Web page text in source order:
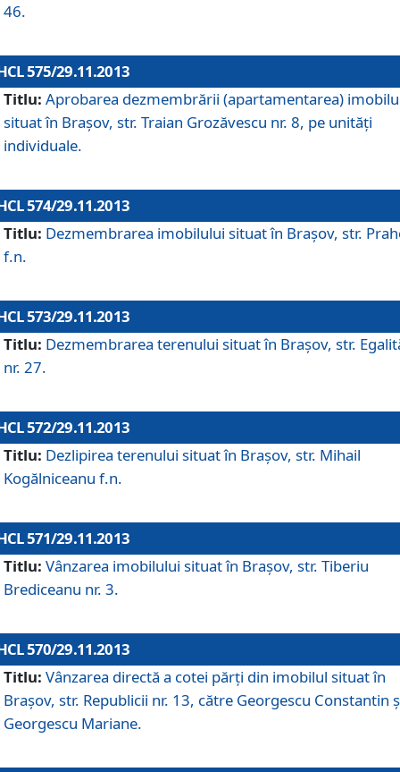
46.
575/29.11.2013
Titlu: Aprobarea dezmembrării (apartamentarea)
situat în Braşov, str. Traian Grozăvescu nr. 8, pe unităţi
individuale.
574/29.11.2013
Titlu: Dezmembrarea imobilului situat în Braşov, str.
f.n.
573/29.11.2013
Titlu: Dezmembrarea terenului situat în Braşov, str.
nr. 27.
572/29.11.2013
Titlu: Dezlipirea terenului situat în Braşov, str. Mihail
Kogălniceanu f.n.
571/29.11.2013
Titlu: Vânzarea imobilului situat în Braşov, str. Tiberiu
Brediceanu nr. 3.
570/29.11.2013
Titlu: Vânzarea directă a cotei părţi din imobilul situat în
Braşov, str. Republicii nr. 13, către Georgescu Constantin
Georgescu Mariane.